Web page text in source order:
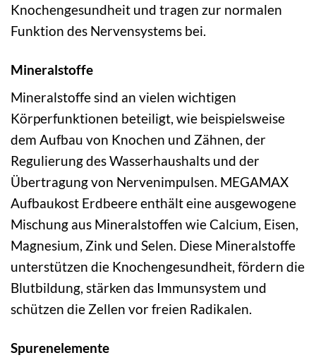
Knochengesundheit und tragen zur normalen
Funktion des Nervensystems bei.
Mineralstoffe
Mineralstoffe sind an vielen wichtigen
Körperfunktionen beteiligt, wie beispielsweise
dem Aufbau von Knochen und Zähnen, der
Regulierung des Wasserhaushalts und der
Übertragung von Nervenimpulsen. MEGAMAX
Aufbaukost Erdbeere enthält eine ausgewogene
Mischung aus Mineralstoffen wie Calcium, Eisen,
Magnesium, Zink und Selen. Diese Mineralstoffe
unterstützen die Knochengesundheit, fördern die
Blutbildung, stärken das Immunsystem und
schützen die Zellen vor freien Radikalen.
Spurenelemente